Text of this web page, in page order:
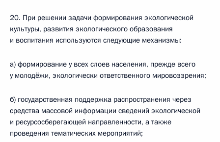
20. При решении задачи формирования экологической
культуры, развития экологического образования
и воспитания используются следующие механизмы:
а) формирование у всех слоев населения, прежде всего
у молодёжи, экологически ответственного мировоззрения;
б) государственная поддержка распространения через
средства массовой информации сведений экологической
и ресурсосберегающей направленности, а также
проведения тематических мероприятий;